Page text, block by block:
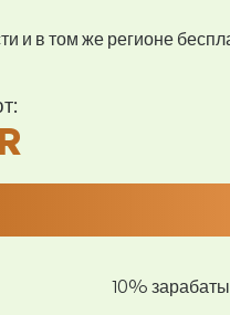
и в том же регионе
10%